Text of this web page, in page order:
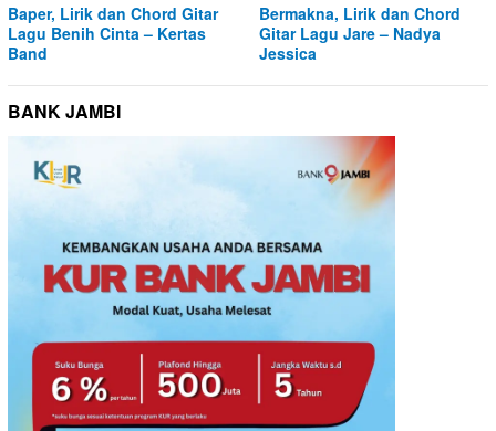
Baper, Lirik dan Chord Gitar
Lagu Benih Cinta – Kertas
Band
Bermakna, Lirik dan Chord
Gitar Lagu Jare – Nadya
Jessica
BANK JAMBI